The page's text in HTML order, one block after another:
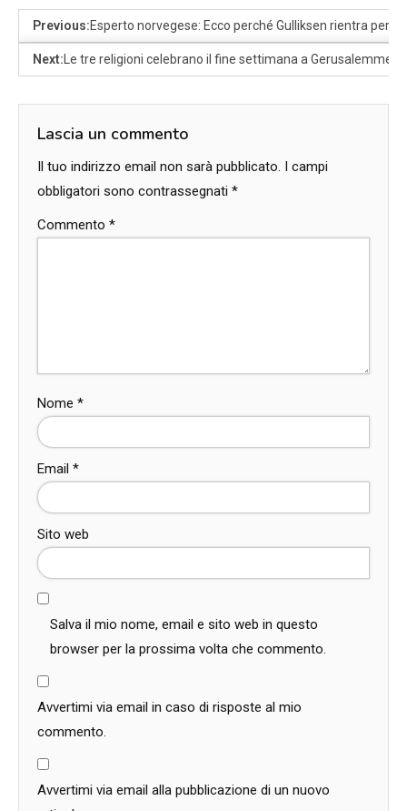
Previous:Esperto norvegese: Ecco perché Gulliksen rientra
Next:Le tre religioni celebrano il fine settimana a Gerusalemme:
Lascia un commento
Il tuo indirizzo email non sarà pubblicato. I campi
obbligatori sono contrassegnati *
Commento *
Nome *
Email *
Sito web
Salva il mio nome, email e sito web in questo
browser per la prossima volta che commento.
Avvertimi via email in caso di risposte al mio
commento.
Avvertimi via email alla pubblicazione di un nuovo